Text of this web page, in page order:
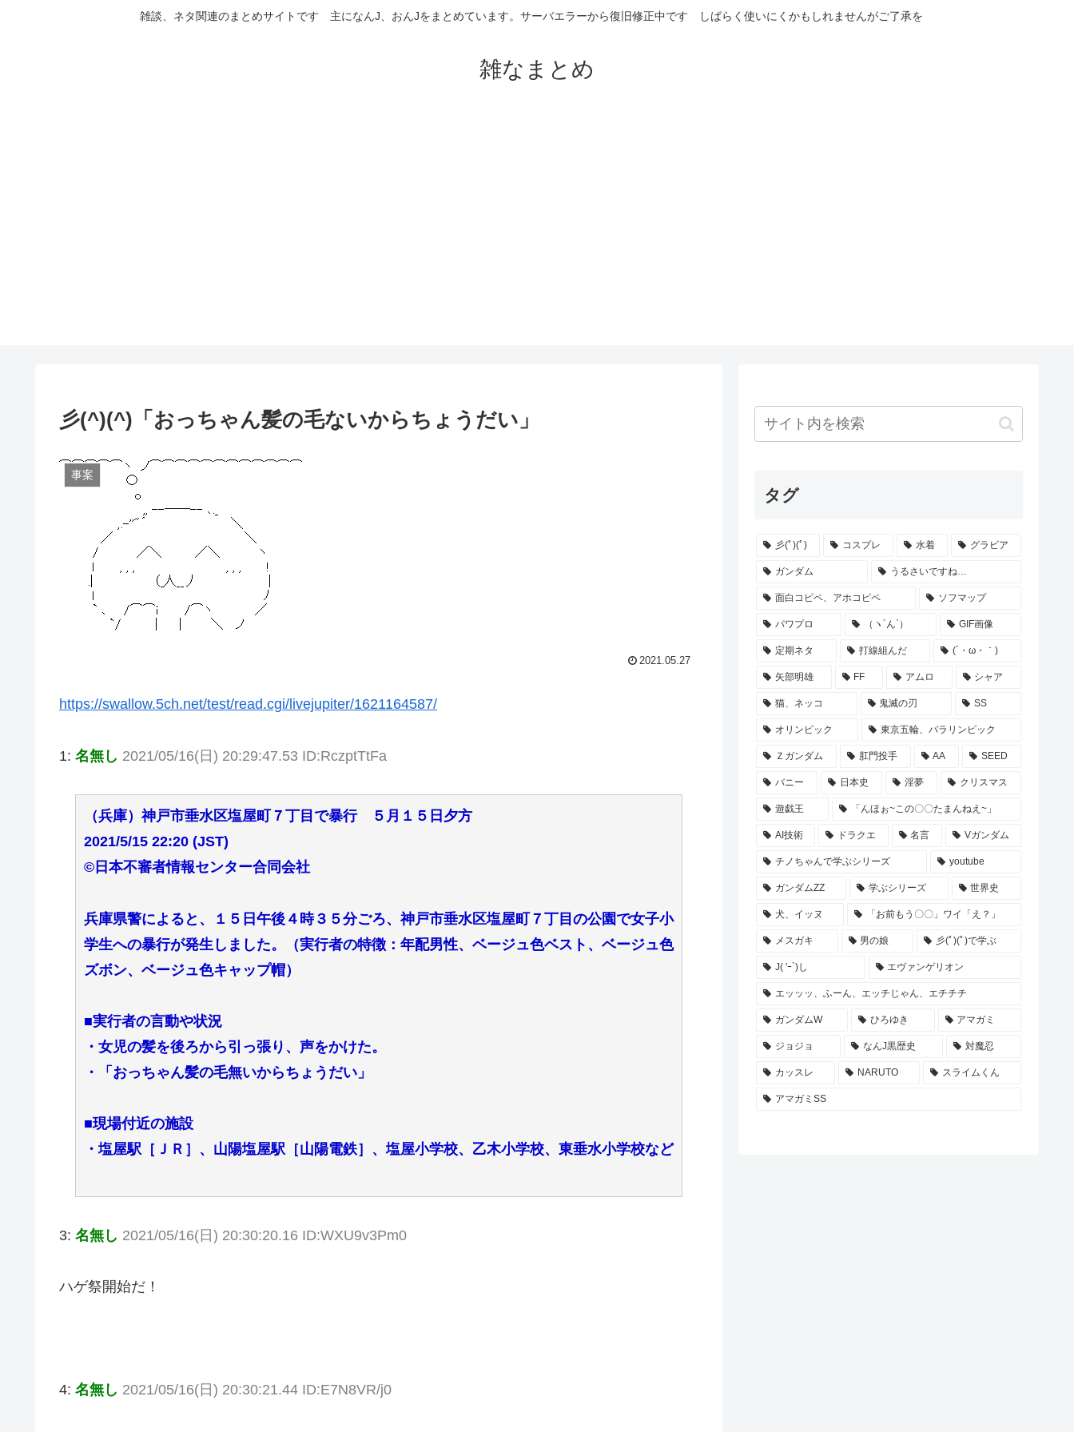
雑談、ネタ関連のまとめサイトです 主になんJ、おんJをまとめています。サーバエラーから復旧修正中です しばらく使いにくかもしれませんがご了承を
雑なまとめ
彡(^)(^)「おっちゃん髪の毛ないからちょうだい」
事案
2021.05.27
https://swallow.5ch.net/test/read.cgi/livejupiter/1621164587/
1: 名無し 2021/05/16(日) 20:29:47.53 ID:RczptTtFa
（兵庫）神戸市垂水区塩屋町７丁目で暴行 ５月１５日夕方
2021/5/15 22:20 (JST)
©日本不審者情報センター合同会社
兵庫県警によると、１５日午後４時３５分ごろ、神戸市垂水区塩屋町７丁目の公園で女子小
学生への暴行が発生しました。（実行者の特徴：年配男性、ベージュ色ベスト、ベージュ色
ズボン、ベージュ色キャップ帽）
■実行者の言動や状況
・女児の髪を後ろから引っ張り、声をかけた。
・「おっちゃん髪の毛無いからちょうだい」
■現場付近の施設
・塩屋駅［ＪＲ］、山陽塩屋駅［山陽電鉄］、塩屋小学校、乙木小学校、東垂水小学校など
3: 名無し 2021/05/16(日) 20:30:20.16 ID:WXU9v3Pm0
ハゲ祭開始だ！
4: 名無し 2021/05/16(日) 20:30:21.44 ID:E7N8VR/j0
タグ
彡(ﾟ)(ﾟ) コスプレ 水着 グラビア
ガンダム うるさいですね…
面白コピペ、アホコピペ ソフマップ
パワプロ （ヽ´ん`） GIF画像
定期ネタ 打線組んだ (´・ω・｀)
矢部明雄 FF アムロ シャア
猫、ネッコ 鬼滅の刃 SS
オリンピック 東京五輪、パラリンピック
Ｚガンダム 肛門投手 AA SEED
バニー 日本史 淫夢 クリスマス
遊戯王 「んほぉ~この〇〇たまんねえ~」
AI技術 ドラクエ 名言 Vガンダム
チノちゃんで学ぶシリーズ youtube
ガンダムZZ 学ぶシリーズ 世界史
犬、イッヌ 「お前もう〇〇」ワイ「え？」
メスガキ 男の娘 彡(ﾟ)(ﾟ)で学ぶ
J( 'ｰ`)し エヴァンゲリオン
エッッッ、ふーん、エッチじゃん、エチチチ
ガンダムW ひろゆき アマガミ
ジョジョ なんJ黒歴史 対魔忍
カッスレ NARUTO スライムくん
アマガミSS